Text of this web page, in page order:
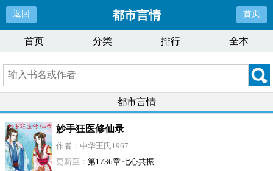
返回 都市言情 首页
首页 分类 排行 全本
都市言情
妙手狂医修仙录
作者：中华王氏1967
更新至： 第1736章 七心共振